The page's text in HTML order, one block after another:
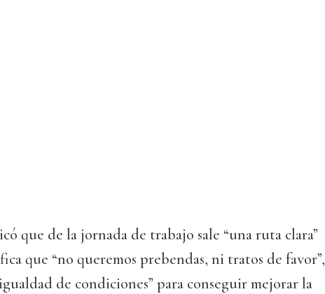
que de la jornada de trabajo sale “una ruta clara”
que “no queremos prebendas, ni tratos de favor”,
de condiciones” para conseguir mejorar la